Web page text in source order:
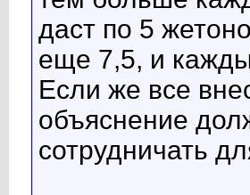
даст по 5
еще 7,5, и
Если же все
объяснение
сотрудничать